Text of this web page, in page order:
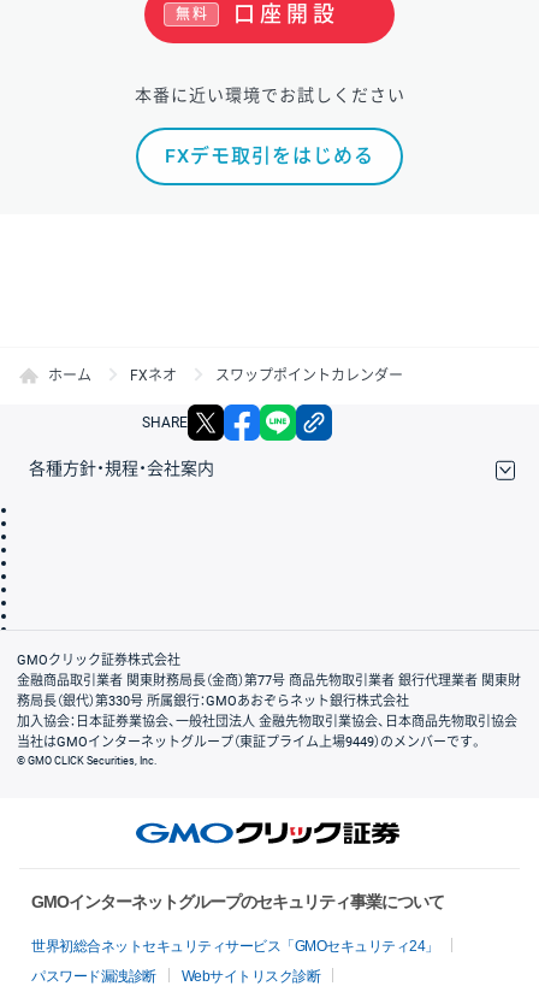
口座開設
無料
本番に近い環境でお試しください
FXデモ取引をはじめる
ホーム FXネオ スワップポイントカレンダー
SHARE X facebook
各種方針・規程・会社案内
会社案内
GMOクリック証券株式会社
金融商品取引業者 関東財務局長（金商）第77号 商品先物取引業者 銀行代理業者 関東財
務局長（銀代）第330号 所属銀行：GMOあおぞらネット銀行株式会社
加入協会：日本証券業協会、一般社団法人 金融先物取引業協会、日本商品先物取引協会
当社はGMOインターネットグループ（東証プライム上場9449）のメンバーです。
© GMO CLICK Securities, Inc.
GMOインターネットグループのセキュリティ事業について
世界初総合ネットセキュリティサービス「GMOセキュリティ24」
パスワード漏洩診断
Webサイトリスク診断